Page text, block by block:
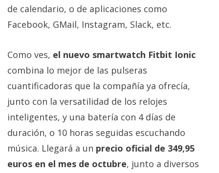
de calendario, o de aplicaciones como
Facebook, GMail, Instagram, Slack, etc.
Como ves, el nuevo smartwatch Fitbit Ionic
combina lo mejor de las pulseras
cuantificadoras que la compañía ya ofrecía,
junto con la versatilidad de los relojes
inteligentes, y una batería con 4 días de
duración, o 10 horas seguidas escuchando
música. Llegará a un precio oficial de 349,95
euros en el mes de octubre, junto a diversos